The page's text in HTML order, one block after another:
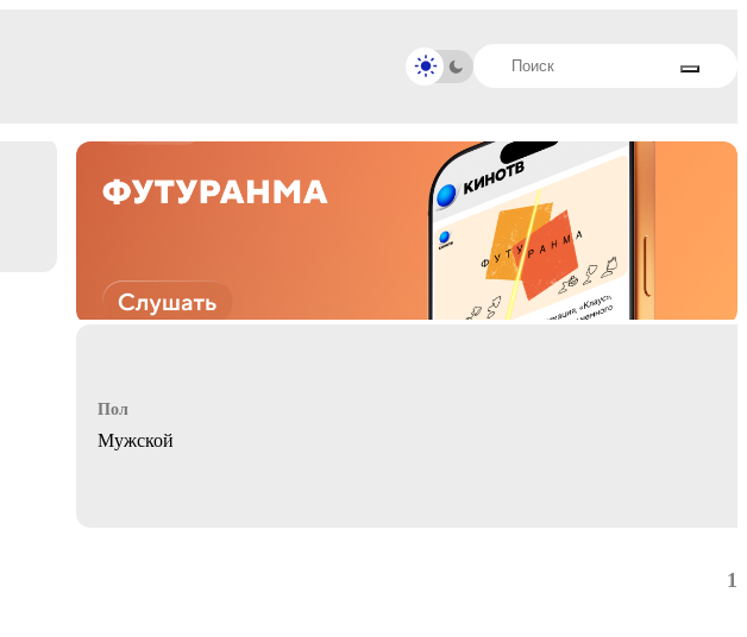
Пол
Мужской
1